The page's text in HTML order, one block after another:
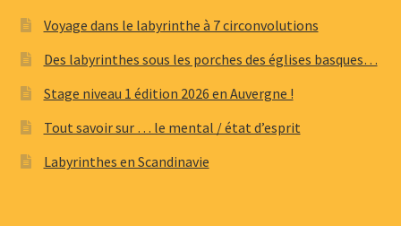
Voyage dans le labyrinthe à 7 circonvolutions
Des labyrinthes sous les porches des églises basques…
Stage niveau 1 édition 2026 en Auvergne !
Tout savoir sur … le mental / état d’esprit
Labyrinthes en Scandinavie